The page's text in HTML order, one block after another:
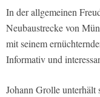
In der allgemeinen
Neubaustrecke von
mit seinem
Informativ und
Johann Grolle